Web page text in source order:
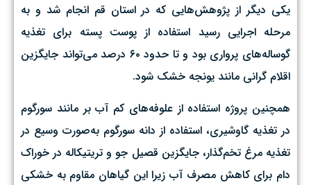
یکی دیگر از پژوهش‌هایی که در استان قم انجام شد و به
مرحله اجرایی رسید استفاده از پوست پسته برای تغذیه
گوساله‌های پرواری بود‌ و تا حدود ۶۰ درصد می‌تواند جایگزین
اقلام گرانی مانند یونجه خشک شود.
همچنین پروژه استفاده از علوفه‌های کم آب بر مانند سورگوم
در تغذیه گاوشیری، استفاده از دانه سورگوم به‌صورت وسیع در
تغذیه مرغ تخم‌گذار، جایگزین قصیل جو و تریتیکاله در خوراک
دام برای کاهش مصرف آب زیرا این گیاهان مقاوم به خشکی